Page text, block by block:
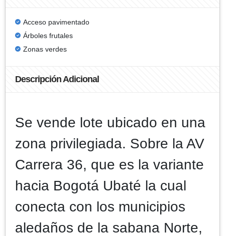
Acceso pavimentado
Árboles frutales
Zonas verdes
Descripción Adicional
Se vende lote ubicado en una
zona privilegiada. Sobre la AV
Carrera 36, que es la variante
hacia Bogotá Ubaté la cual
conecta con los municipios
aledaños de la sabana Norte,